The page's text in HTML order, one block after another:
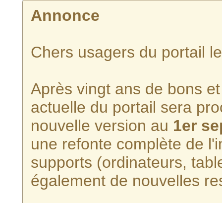
Annonce
Chers usagers du portail
Après vingt ans de bons
actuelle du portail sera
nouvelle version au 1er
une refonte complète de
supports (ordinateurs,
également de nouvelles